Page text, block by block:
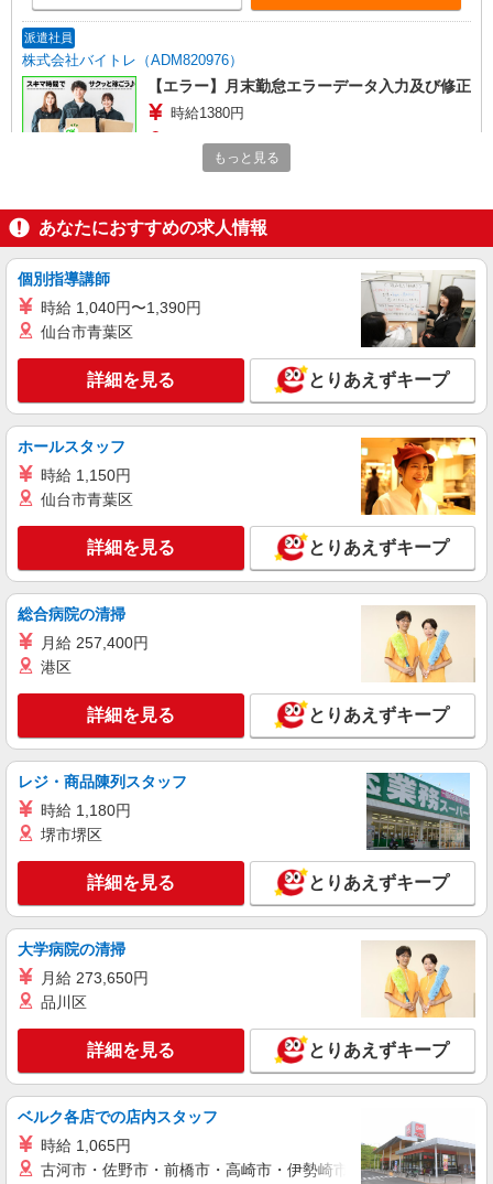
派遣社員
株式会社バイトレ（ADM820976）
【エラー】月末勤怠エラーデータ入力及び修正
時給1380円
東京都江東区
派遣社員
株式会社バイトレ（ADM820972）
【勤怠要員】データ入力及び修正
時給1380円
詳細を見る
派遣社員
日研トータルソーシング株式会社（お仕事No.5A561-AMS）
円以上可 163.3H
東京都江東区
キープ 詳細を見る
派遣社員
日研トータルソーシング株式会社（お仕事No.5A325-OW）
一般事務
時給1600円 別途交通費支給 ＜月収＞ 248000
円以上可 155H
東京都江東区
詳細を見る
LAPI-Staff株式会社 本社/軽作業窓口
キープ 詳細を見る
LAPI-Staff株式会社 本社/軽作業窓口
時給1,580円＋交通費全額支給
もっと見る
あなたにおすすめの求人情報
個別指導講師
時給 1,040円〜1,390円
仙台市青葉区
詳細を見る とりあえずキープ
ホールスタッフ
時給 1,150円
仙台市青葉区
詳細を見る とりあえずキープ
総合病院の清掃
月給 257,400円
港区
詳細を見る とりあえずキープ
レジ・商品陳列スタッフ
時給 1,180円
堺市堺区
詳細を見る とりあえずキープ
大学病院の清掃
月給 273,650円
品川区
詳細を見る とりあえずキープ
ベルク各店での店内スタッフ
時給 1,065円
古河市・佐野市・前橋市・高崎市・伊勢崎市・太田市・館林市